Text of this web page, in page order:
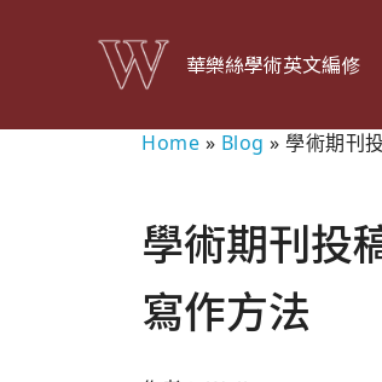
華樂絲學術英文編修
Home » Blog » 學術期刊
學術期刊投
寫作方法